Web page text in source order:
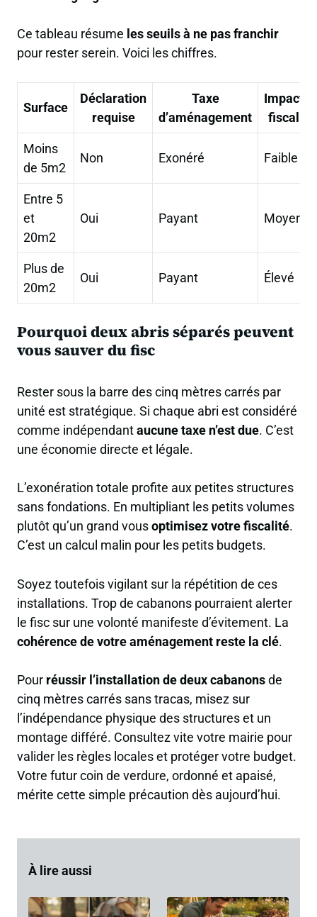
Ce tableau résume les seuils à ne pas franchir
pour rester serein. Voici les chiffres.
Surface
Déclaration
requise
Taxe
d’aménagement
Impact
fiscal
Moins
de 5m2
Non Exonéré Faible
Entre 5
et
20m2
Oui Payant Moyen
Plus de
20m2
Oui Payant Élevé
Pourquoi deux abris séparés peuvent
vous sauver du fisc
Rester sous la barre des cinq mètres carrés par
unité est stratégique. Si chaque abri est considéré
comme indépendantaucune taxe n’est due. C’est
une économie directe et légale.
L’exonération totale profite aux petites structures
sans fondations. En multipliant les petits volumes
plutôt qu’un grand vousoptimisez votre fiscalité.
C’est un calcul malin pour les petits budgets.
Soyez toutefois vigilant sur la répétition de ces
installations. Trop de cabanons pourraient alerter
le fisc sur une volonté manifeste d’évitement. La
cohérence de votre aménagement reste la clé.
Pour réussir l’installation de deux cabanonsde
cinq mètres carrés sans tracas, misez sur
l’indépendance physique des structures et un
montage différé. Consultez vite votre mairie pour
valider les règles locales et protéger votre budget.
Votre futur coin de verdure, ordonné et apaisé,
mérite cette simple précaution dès aujourd’hui.
À lire aussi